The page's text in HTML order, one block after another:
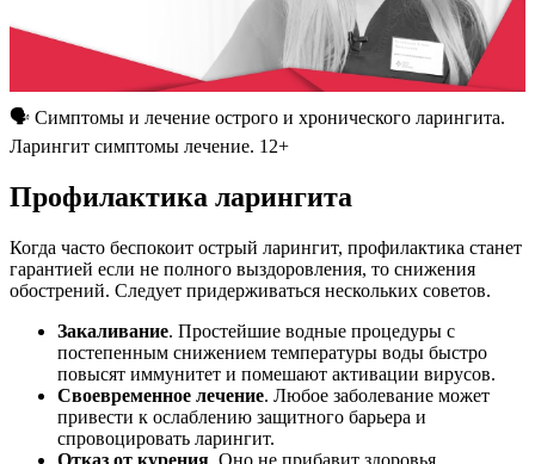
🗣 Симптомы и лечение острого и хронического ларингита.
Ларингит симптомы лечение. 12+
Профилактика ларингита
Когда часто беспокоит острый ларингит, профилактика станет
гарантией если не полного выздоровления, то снижения
обострений. Следует придерживаться нескольких советов.
Закаливание. Простейшие водные процедуры с
постепенным снижением температуры воды быстро
повысят иммунитет и помешают активации вирусов.
Своевременное лечение. Любое заболевание может
привести к ослаблению защитного барьера и
спровоцировать ларингит.
Отказ от курения . Оно не прибавит здоровья.